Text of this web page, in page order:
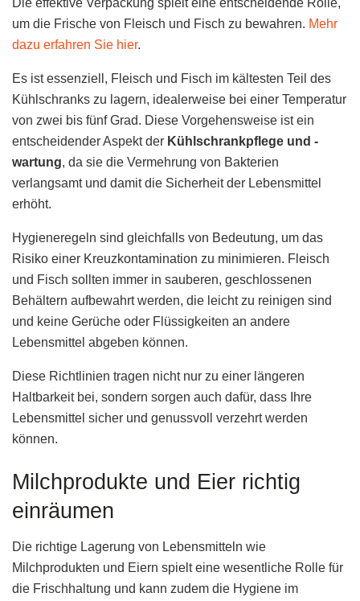
um die Frische von Fleisch und Fisch zu bewahren. Mehr
dazu erfahren Sie hier.
Es ist essenziell, Fleisch und Fisch im kältesten Teil des
Kühlschranks zu lagern, idealerweise bei einer Temperatur
von zwei bis fünf Grad. Diese Vorgehensweise ist ein
entscheidender Aspekt der Kühlschrankpflege und -
wartung, da sie die Vermehrung von Bakterien
verlangsamt und damit die Sicherheit der Lebensmittel
erhöht.
Hygieneregeln sind gleichfalls von Bedeutung, um das
Risiko einer Kreuzkontamination zu minimieren. Fleisch
und Fisch sollten immer in sauberen, geschlossenen
Behältern aufbewahrt werden, die leicht zu reinigen sind
und keine Gerüche oder Flüssigkeiten an andere
Lebensmittel abgeben können.
Diese Richtlinien tragen nicht nur zu einer längeren
Haltbarkeit bei, sondern sorgen auch dafür, dass Ihre
Lebensmittel sicher und genussvoll verzehrt werden
können.
Milchprodukte und Eier richtig
einräumen
Die richtige Lagerung von Lebensmitteln wie
Milchprodukten und Eiern spielt eine wesentliche Rolle für
die Frischhaltung und kann zudem die Hygiene im